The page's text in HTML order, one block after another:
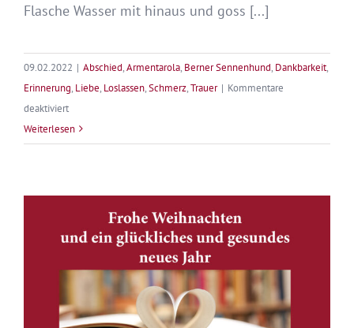
Flasche Wasser mit hinaus und goss [...]
09.02.2022 | Abschied,Armentarola, Berner Sennenhund, Dankbarkeit,
Erinnerung, Liebe, Loslassen,Schmerz,Trauer | Kommentare
deaktiviertfür
Der
Himmel
Stern
Abschied
Senta
Weiterlesen